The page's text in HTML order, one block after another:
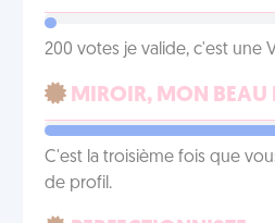
200 votes je valide, c'est une
MIROIR, MON BEAU
C'est la troisième fois que
de profil.